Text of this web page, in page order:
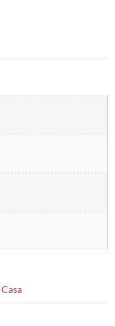
Casa